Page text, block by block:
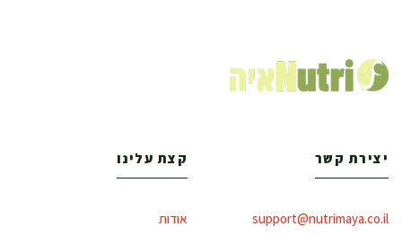
יצירת קשר
support@nutrimaya.co.il
קצת עלינו
אודות